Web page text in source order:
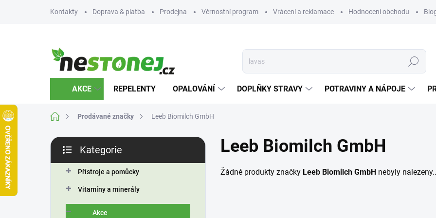
Kontakty Doprava & platba Prodejna Věrnostní program Vrácení a reklamace Hodnocení obchodu
Hledat
AKCE REPELENTY OPALOVÁNÍ DOPLŇKY STRAVY POTRAVINY A NÁPOJE
Domů Prodávané značky Leeb Biomilch GmbH
P
s
kategorie
Kategorie
Přístroje a pomůcky
Vitamíny a minerály
Akce
Leeb Biomilch GmbH
Žádné produkty značky Leeb Biomilch GmbH nebyly